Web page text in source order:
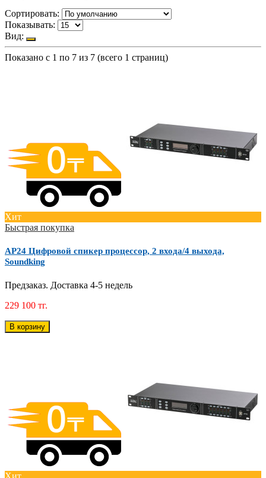
Сортировать:
Показывать:
Вид:
Показано с 1 по 7 из 7 (всего 1 страниц)
Хит
Быстрая покупка
AP24 Цифровой спикер процессор, 2 входа/4 выхода,
Soundking
Предзаказ. Доставка 4-5 недель
229 100 тг.
В корзину
Хит